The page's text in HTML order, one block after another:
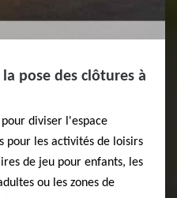
pose des clôtures à
diviser l'espace
pour les activités de loisirs
de jeu pour enfants, les
ou les zones de